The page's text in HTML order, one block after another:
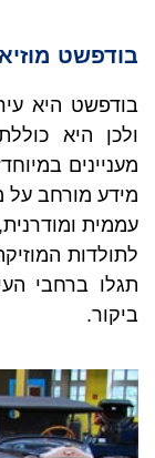
בודפשט
בודפשט היא
ולכן היא
מעניינים
מידע מורחב על
עממית
לתולדות
תגלו ברחבי
ביקור.